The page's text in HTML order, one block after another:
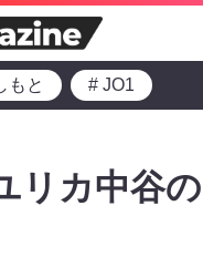
もと # JO1
リカ中谷